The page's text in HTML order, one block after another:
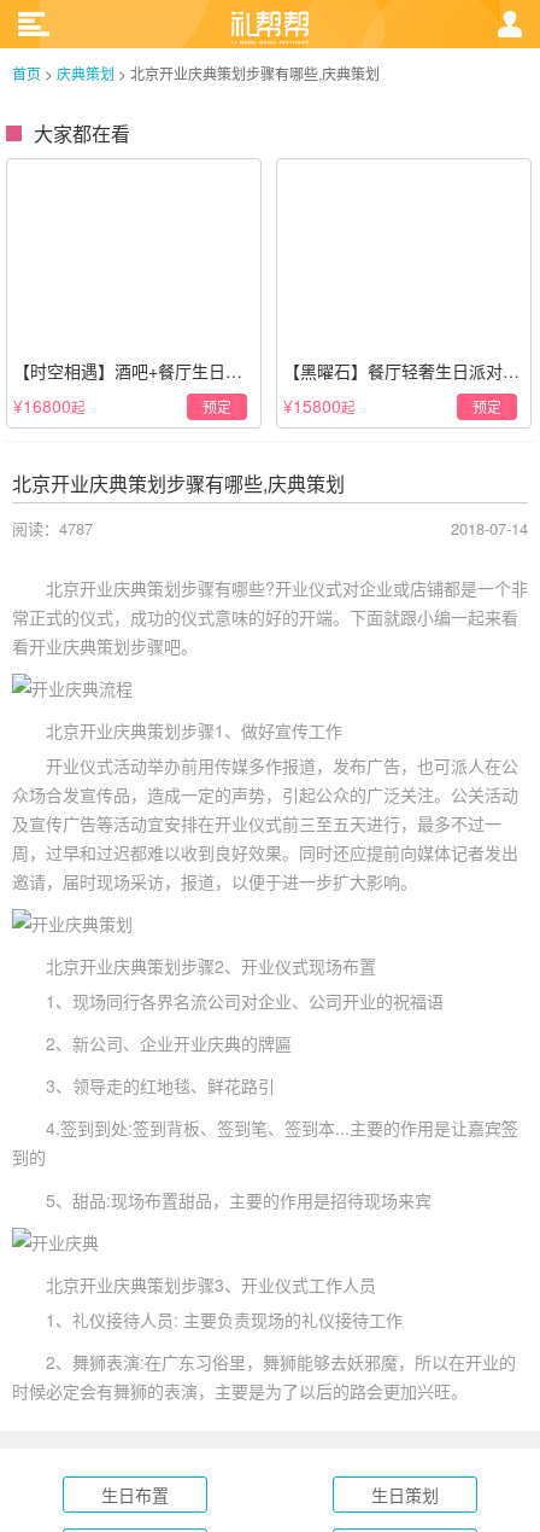
首页 > 庆典策划 > 北京开业庆典策划步骤有哪些,庆典策划
大家都在看
【时空相遇】酒吧+餐厅生日惊
喜策划·高级感蓝色系
¥16800起 预定
【黑曜石】餐厅轻奢生日派对策
划·黑金风格
¥15800起 预定
北京开业庆典策划步骤有哪些,庆典策划
阅读：4787 2018-07-14
北京开业庆典策划步骤有哪些?开业仪式对企业或店铺都是一个非
常正式的仪式，成功的仪式意味的好的开端。下面就跟小编一起来看
看开业庆典策划步骤吧。
北京开业庆典策划步骤1、做好宣传工作
开业仪式活动举办前用传媒多作报道，发布广告，也可派人在公
众场合发宣传品，造成一定的声势，引起公众的广泛关注。公关活动
及宣传广告等活动宜安排在开业仪式前三至五天进行，最多不过一
周，过早和过迟都难以收到良好效果。同时还应提前向媒体记者发出
邀请，届时现场采访，报道，以便于进一步扩大影响。
北京开业庆典策划步骤2、开业仪式现场布置
1、现场同行各界名流公司对企业、公司开业的祝福语
2、新公司、企业开业庆典的牌匾
3、领导走的红地毯、鲜花路引
4.签到到处:签到背板、签到笔、签到本...主要的作用是让嘉宾签
到的
5、甜品:现场布置甜品，主要的作用是招待现场来宾
北京开业庆典策划步骤3、开业仪式工作人员
1、礼仪接待人员: 主要负责现场的礼仪接待工作
2、舞狮表演:在广东习俗里，舞狮能够去妖邪魔，所以在开业的
时候必定会有舞狮的表演，主要是为了以后的路会更加兴旺。
生日布置 生日策划